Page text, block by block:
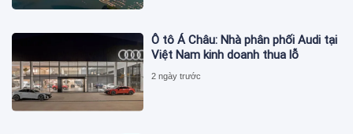
Ô tô Á Châu: Nhà phân phối Audi tại
Việt Nam kinh doanh thua lỗ
2 ngày trước